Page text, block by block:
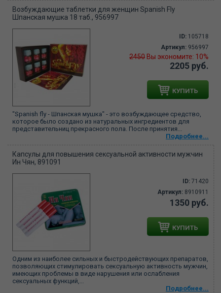
Возбуждающие таблетки для женщин Spanish Fly
Шпанская мушка 18 таб., 956997
ID: 105718
Артикул: 956997
2450 Вы экономите: 10%
2205 руб.
КУПИТЬ
"Spanish fly - Шпанская мушка" - это возбуждающее средство,
которое было создано из натуральных ингредиентов для
представительниц прекрасного пола. После принятия...
Подробнее...
Капсулы для повышения сексуальной активности мужчин
Ин Чян, 891091
ID: 71420
Артикул: 8910911
1350 руб.
КУПИТЬ
Одним из наиболее сильных и быстродействующих препаратов,
позволяющих стимулировать сексуальную активность мужчин,
имеющих проблемы в виде нарушения или ослабления
сексуальных функций,...
Подробнее...